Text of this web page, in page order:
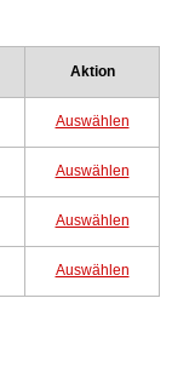
Aktion
Auswählen
Auswählen
Auswählen
Auswählen